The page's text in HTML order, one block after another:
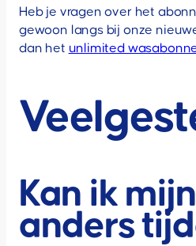
Heb je vragen over het
gewoon langs bij onze
dan het unlimited
Kan ik
anders